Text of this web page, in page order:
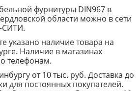
фурнитуры DIN967 в
области можно в сети
СИТИ.
указано наличие товара на
Наличие в магазинах
телефонам.
от 10 тыс. руб. Доставка до
для постоянных покупателей.